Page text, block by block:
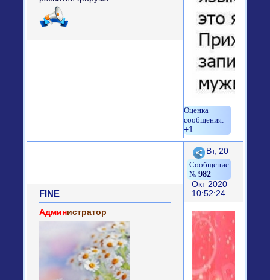
+1
Поделиться
982
Вт, 20
Окт 2020
10:52:24
FINE
Администратор